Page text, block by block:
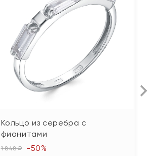
Кольцо из серебра с
фианитами
1 848 ₽ -50%